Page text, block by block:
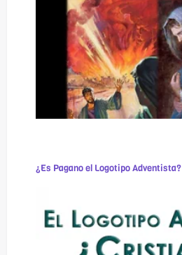
¿Es Pagano el Logotipo Adventista?